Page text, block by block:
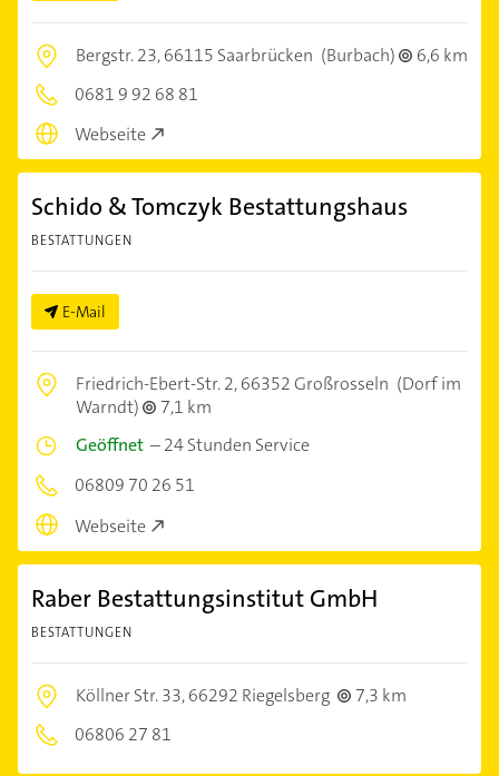
Bergstr. 23,66115 Saarbrücken (Burbach)
6,6 km
0681 9 92 68 81
Webseite
Schido & Tomczyk Bestattungshaus
BESTATTUNGEN
E-Mail
Friedrich-Ebert-Str. 2,66352 Großrosseln (Dorf im
Warndt)
7,1 km
Geöffnet –24 Stunden Service
06809 70 26 51
Webseite
Raber Bestattungsinstitut GmbH
BESTATTUNGEN
Köllner Str. 33,66292 Riegelsberg
7,3 km
06806 27 81